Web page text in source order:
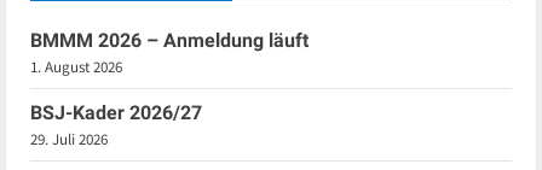
BMMM 2026 – Anmeldung läuft
1. August 2026
BSJ-Kader 2026/27
29. Juli 2026